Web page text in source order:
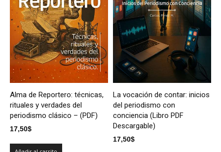
Alma de Reportero: técnicas,
rituales y verdades del
periodismo clásico – (PDF)
17,50$
La vocación de contar: inicios
del periodismo con
conciencia (Libro PDF
Descargable)
17,50$